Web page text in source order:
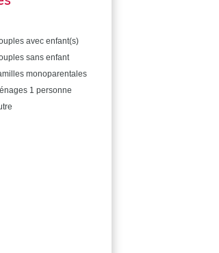
avec enfant(s)
sans enfant
monoparentales
1 personne